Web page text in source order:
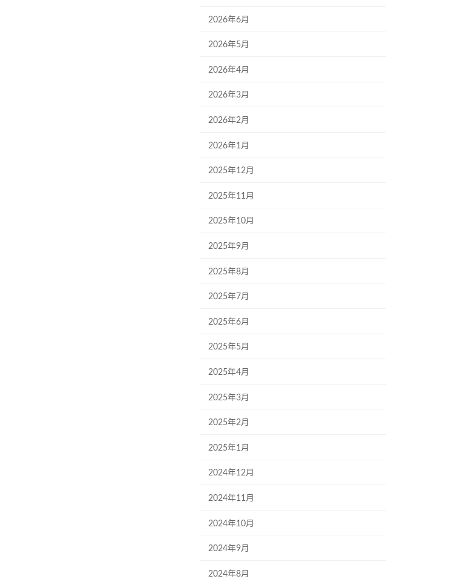
2026年6月
2026年5月
2026年4月
2026年3月
2026年2月
2026年1月
2025年12月
2025年11月
2025年10月
2025年9月
2025年8月
2025年7月
2025年6月
2025年5月
2025年4月
2025年3月
2025年2月
2025年1月
2024年12月
2024年11月
2024年10月
2024年9月
2024年8月